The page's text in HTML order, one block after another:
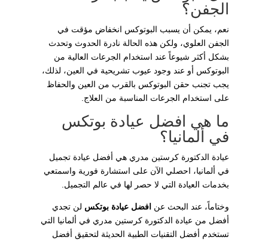
الجفن؟
نعم، يمكن أن يسبب البوتوكس انخفاض مؤقت في
الجفن العلوي، ولكن هذه الحالة نادرة الحدوث وتحدث
بشكل أكثر شيوعاً عند استخدام الجرعات العالية من
البوتوكس أو عند وجود عيوب تشريحية في العين، لذلك،
يجب تجنب حقن البوتوكس بالقرب من العين والحفاظ
على استخدام الجرعات المناسبة من العلاج.
ما هي افضل عيادة بوتكس
في ألمانيا؟
عيادة الدكتورة كرستين مدري هي أفضل عيادة تجميل
في ألمانيا، احصلي الآن على استشارة فورية واسمتعي
بخدمات العيادة التي لا حصر لها في عالم التجميل.
وختاماً، عند البحث عن افضل عيادة بوتكس لن تجدي
أفضل من عيادة الدكتورة كرستين مدري في ألمانيا التي
تستخدم أفضل التقنيات الطبية الحديثة لتحقيق أفضل